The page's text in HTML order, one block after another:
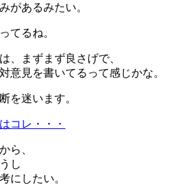
があるみたい。
てるね。
、まずまず良さげで、
意見を書いてるって感じかな。
を迷います。
コレ・・・
ら、
し
にしたい。